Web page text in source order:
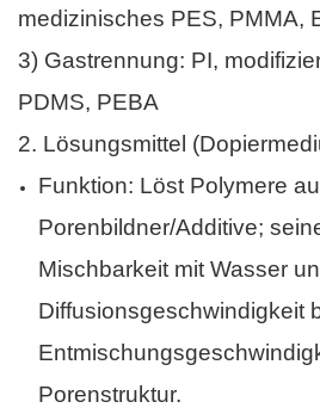
medizinisches PES, PMMA,
3) Gastrennung: PI,
PDMS, PEBA
2. Lösungsmittel
Funktion: Löst Polymere
Porenbildner/Additive;
Mischbarkeit mit Wasser
Diffusionsgeschwindigkeit
Porenstruktur.